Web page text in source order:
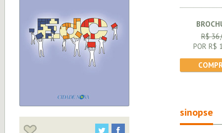
R$
POR R$
sinopse